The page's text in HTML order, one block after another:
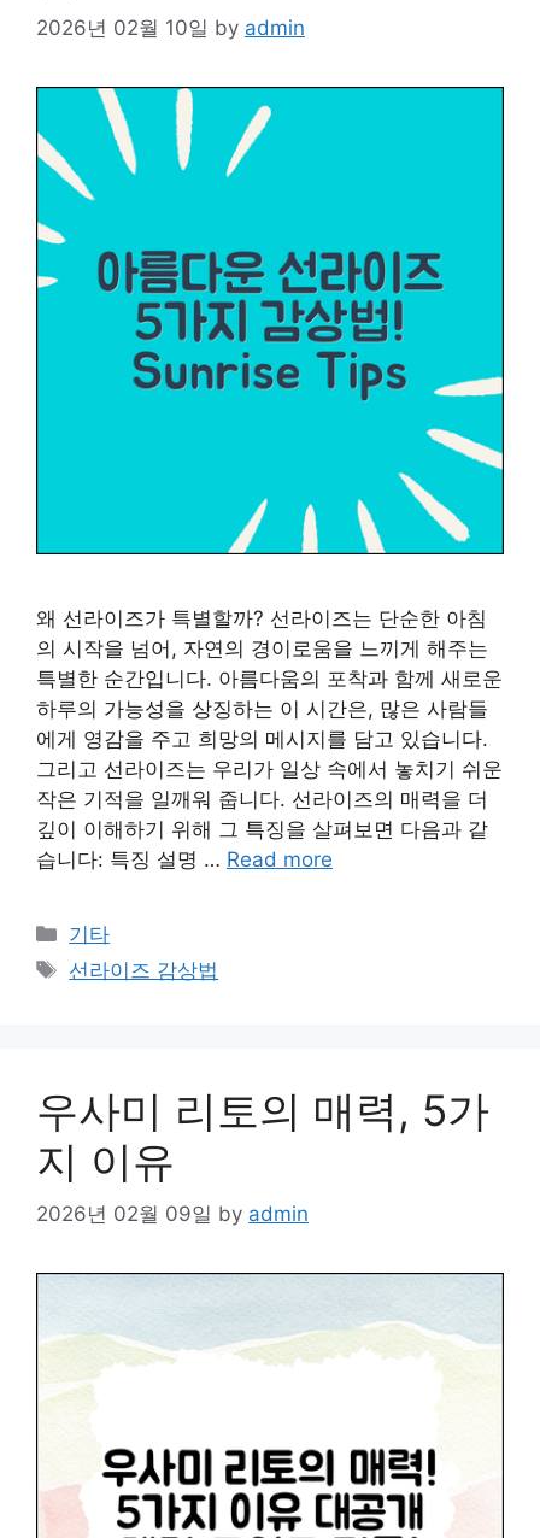
2026년 02월 10일 by admin
왜 선라이즈가 특별할까? 선라이즈는 단순한 아침
의 시작을 넘어, 자연의 경이로움을 느끼게 해주는
특별한 순간입니다. 아름다움의 포착과 함께 새로운
하루의 가능성을 상징하는 이 시간은, 많은 사람들
에게 영감을 주고 희망의 메시지를 담고 있습니다.
그리고 선라이즈는 우리가 일상 속에서 놓치기 쉬운
작은 기적을 일깨워 줍니다. 선라이즈의 매력을 더
깊이 이해하기 위해 그 특징을 살펴보면 다음과 같
습니다: 특징 설명 … Read more
Categories
기타
Tags
선라이즈 감상법
우사미 리토의 매력, 5가
지 이유
2026년 02월 09일 by admin